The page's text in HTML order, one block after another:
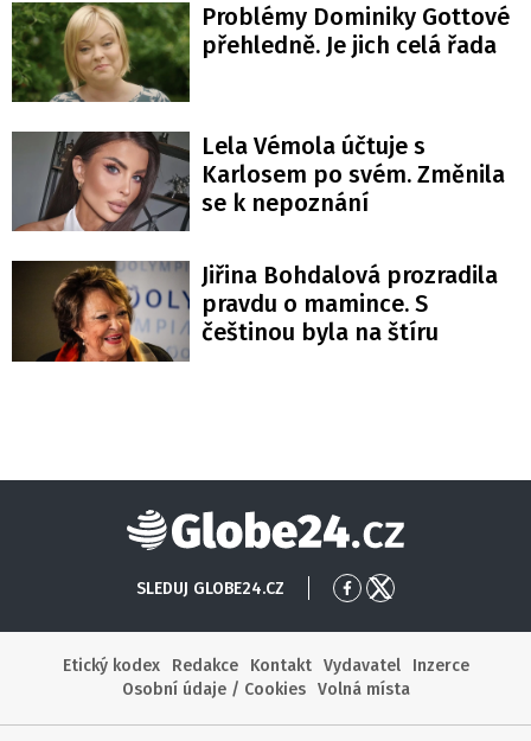
Problémy Dominiky Gottové
přehledně. Je jich celá řada
Lela Vémola účtuje s
Karlosem po svém. Změnila
se k nepoznání
Jiřina Bohdalová prozradila
pravdu o mamince. S
češtinou byla na štíru
Globe24
SLEDUJ GLOBE24.CZ
Přejít
Facebook
Přejít
X
Etický kodex
Redakce Kontakt Vydavatel
Inzerce
Osobní údaje / Cookies
Volná místa